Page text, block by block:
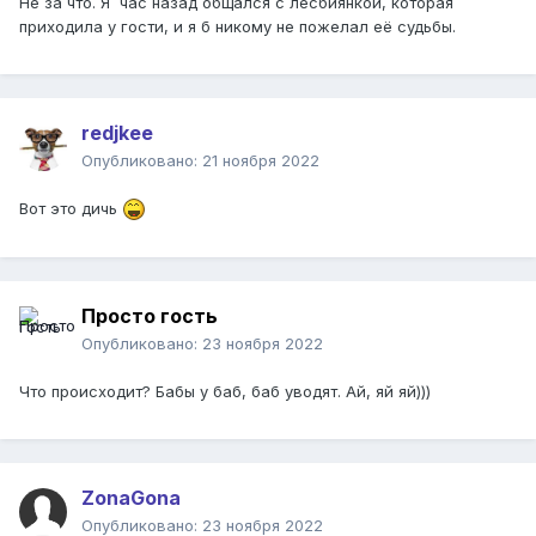
приходила у гости, и я б никому не пожелал её судьбы.
redjkee
Опубликовано: 21 ноября 2022
Вот это дичь
Просто гость
Опубликовано: 23 ноября 2022
Что происходит? Бабы у баб, баб уводят. Ай, яй яй)))
ZonaGona
Опубликовано: 23 ноября 2022